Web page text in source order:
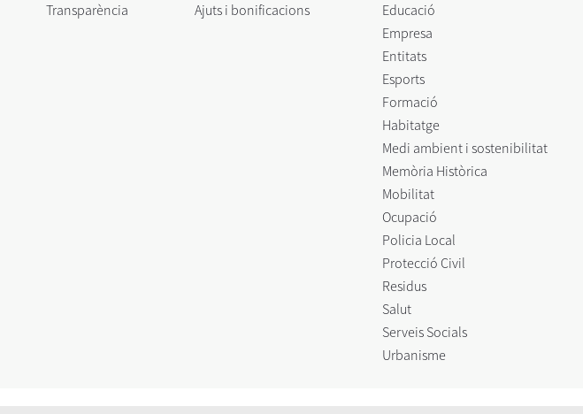
Transparència
Ajuts i bonificacions
Educació
Empresa
Entitats
Esports
Formació
Habitatge
Medi ambient i sostenibilitat
Memòria Històrica
Mobilitat
Ocupació
Policia Local
Protecció Civil
Residus
Salut
Serveis Socials
Urbanisme